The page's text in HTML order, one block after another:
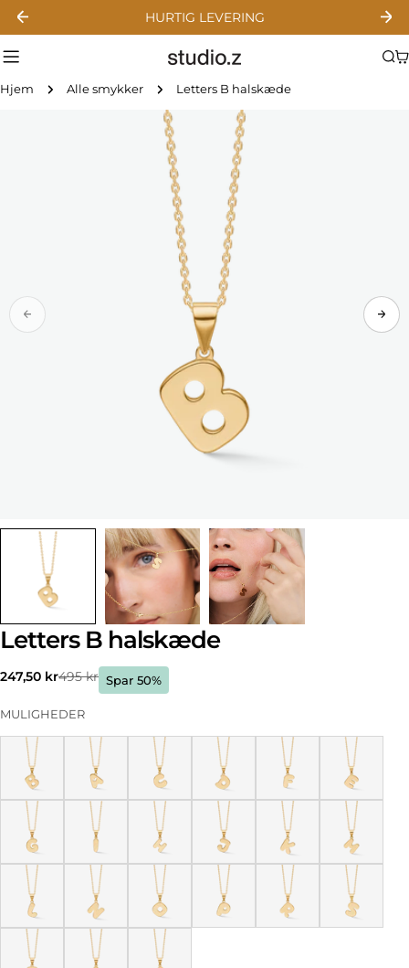
indhold
HURTIG LEVERING
Hjem Alle smykker Letters B halskæde
Letters B halskæde
Udsalgspris
247,50 kr
Normal 495 kr Spar 50%
MULIGHEDER